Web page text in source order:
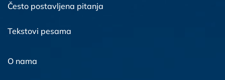
Često postavljena pitanja
Tekstovi pesama
O nama